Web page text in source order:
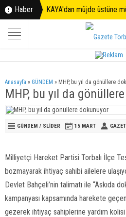
Haber KAYA'dan müjde üstüne
Anasayfa » GÜNDEM » MHP, bu yıl da gönüllere
MHP, bu yıl da
GÜNDEM / SLİDER 15 MART
Milliyetçi Hareket Partisi Torbalı İlçe
bozmayarak ihtiyaç sahibi ailelere
Devlet Bahçeli’nin talimatı ile “Askıda
kampanyası kapsamında harekete
gezerek ihtiyaç sahiplerine yardım kolisi